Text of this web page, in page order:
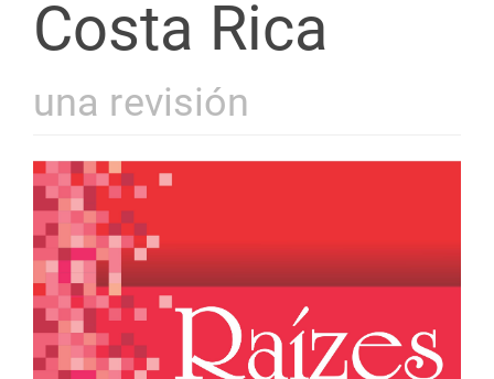
Costa Rica
una revisión
Barra
lateral
de
artigos